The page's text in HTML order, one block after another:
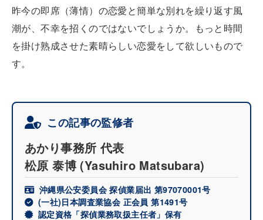
昨今の即席（薄情）の恋愛と簡単な別れを繰り返す風
潮が、不幸を招くのではないでしょうか。もっと時間
を掛け熟成させた素晴らしい恋愛をして欲しいもので
す。
この記事の監修者
あかり事務所 代表
松原 泰博(Yasuhiro Matsubara)
沖縄県公安委員会 探偵業届出 第97070001号
(一社)日本調査業協会 正会員 第1491号
認定資格「探偵業務取扱主任者」保有